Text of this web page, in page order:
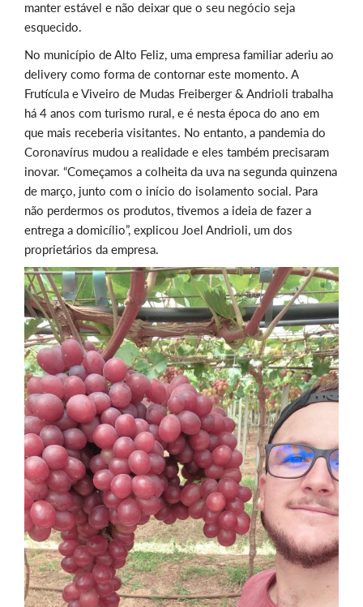
manter estável e não deixar que o seu negócio seja
esquecido.
No município de Alto Feliz, uma empresa familiar aderiu ao
delivery como forma de contornar este momento. A
Frutícula e Viveiro de Mudas Freiberger & Andrioli trabalha
há 4 anos com turismo rural, e é nesta época do ano em
que mais receberia visitantes. No entanto, a pandemia do
Coronavírus mudou a realidade e eles também precisaram
inovar. “Começamos a colheita da uva na segunda quinzena
de março, junto com o início do isolamento social. Para
não perdermos os produtos, tivemos a ideia de fazer a
entrega a domicílio”, explicou Joel Andrioli, um dos
proprietários da empresa.